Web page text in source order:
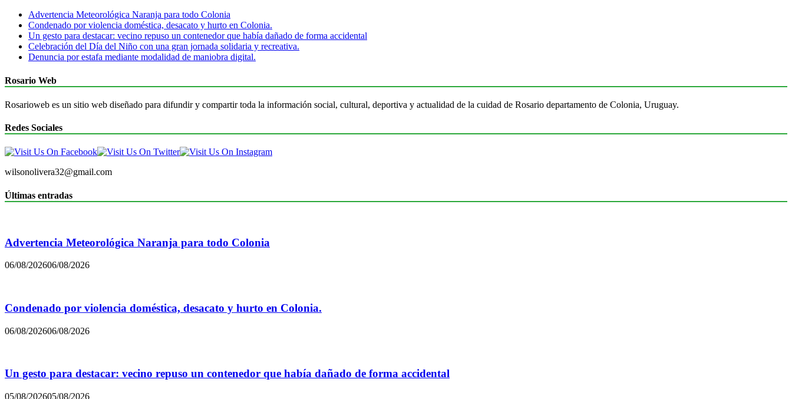
Advertencia Meteorológica Naranja para todo Colonia
Condenado por violencia doméstica, desacato y hurto en Colonia.
Un gesto para destacar: vecino repuso un contenedor que había dañado de forma accidental
Celebración del Día del Niño con una gran jornada solidaria y recreativa.
Denuncia por estafa mediante modalidad de maniobra digital.
Rosario Web
Rosarioweb es un sitio web diseñado para difundir y compartir toda la información social, cultural, deportiva y actualidad de la cuidad de Rosario departamento de Colonia, Uruguay.
Redes Sociales
wilsonolivera32@gmail.com
Últimas entradas
Advertencia Meteorológica Naranja para todo Colonia
06/08/202606/08/2026
Condenado por violencia doméstica, desacato y hurto en Colonia.
06/08/202606/08/2026
Un gesto para destacar: vecino repuso un contenedor que había dañado de forma accidental
05/08/202605/08/2026